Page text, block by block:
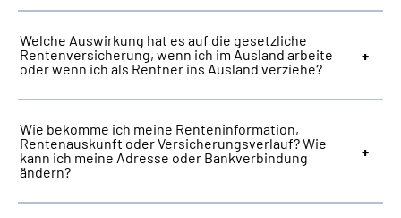
Welche Auswirkung hat es auf die gesetzliche
Rentenversicherung, wenn ich im Ausland arbeite
oder wenn ich als Rentner ins Ausland verziehe?
Wie bekomme ich meine Renteninformation,
Rentenauskunft oder Versicherungsverlauf? Wie
kann ich meine Adresse oder Bankverbindung
ändern?